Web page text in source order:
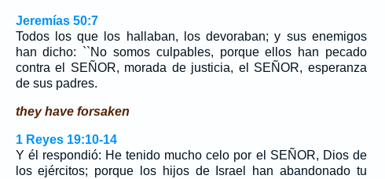
Jeremías 50:7
Todos los que los hallaban, los devoraban; y sus enemigos
han dicho: ``No somos culpables, porque ellos han pecado
contra el SEÑOR, morada de justicia, el SEÑOR, esperanza
de sus padres.
they have forsaken
1 Reyes 19:10-14
Y él respondió: He tenido mucho celo por el SEÑOR, Dios de
los ejércitos; porque los hijos de Israel han abandonado tu